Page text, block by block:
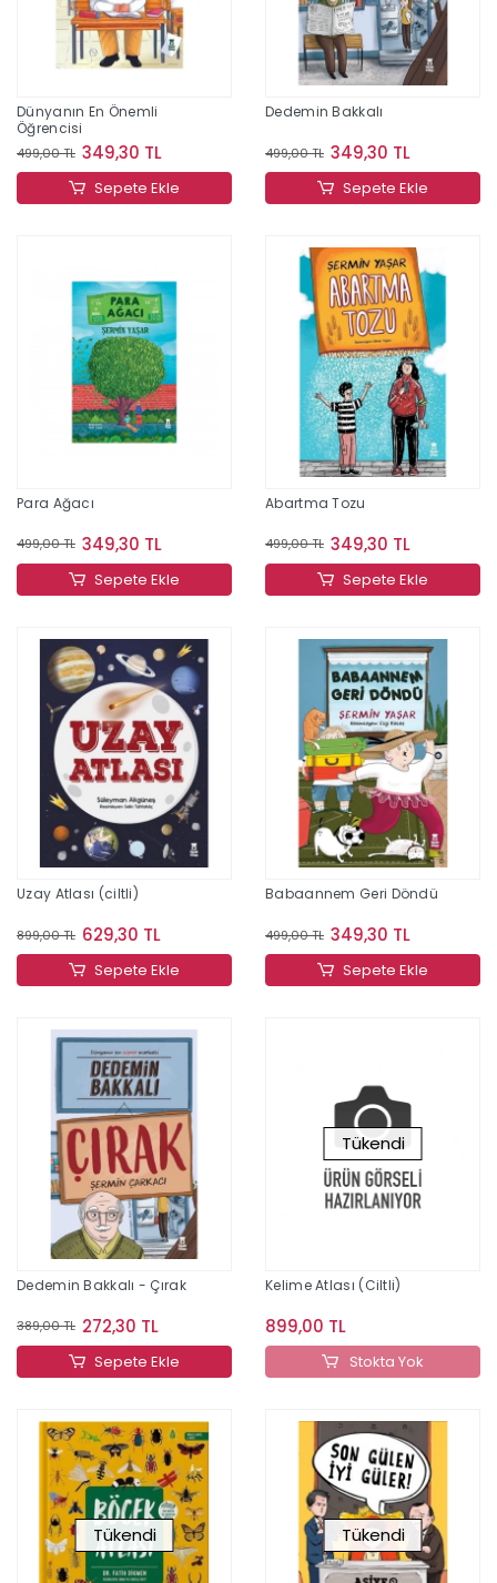
Dünyanın En Önemli
Öğrencisi
499,00 TL 349,30 TL
Sepete Ekle
Dedemin Bakkalı
499,00 TL 349,30 TL
Sepete Ekle
Para Ağacı
499,00 TL 349,30 TL
Sepete Ekle
Abartma Tozu
499,00 TL 349,30 TL
Sepete Ekle
Uzay Atlası (ciltli)
899,00 TL 629,30 TL
Sepete Ekle
Babaannem Geri Döndü
499,00 TL 349,30 TL
Sepete Ekle
Dedemin Bakkalı - Çırak
389,00 TL 272,30 TL
Sepete Ekle
Tükendi
Kelime Atlası (Ciltli)
899,00 TL
Stokta Yok
Tükendi Tükendi